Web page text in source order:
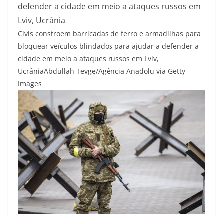
defender a cidade em meio a ataques russos em
Lviv, Ucrânia
Civis constroem barricadas de ferro e armadilhas para
bloquear veículos blindados para ajudar a defender a
cidade em meio a ataques russos em Lviv,
UcrâniaAbdullah Tevge/Agência Anadolu via Getty
Images